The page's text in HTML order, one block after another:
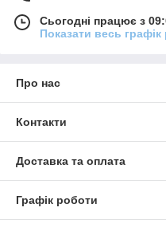
Сьогодні працює з
Показати весь графік
Про нас
Контакти
Доставка та оплата
Графік роботи